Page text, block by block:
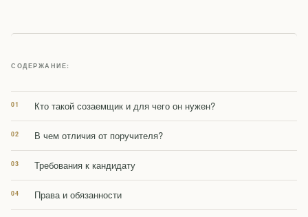
СОДЕРЖАНИЕ:
Кто такой созаемщик и для чего он нужен?
В чем отличия от поручителя?
Требования к кандидату
Права и обязанности